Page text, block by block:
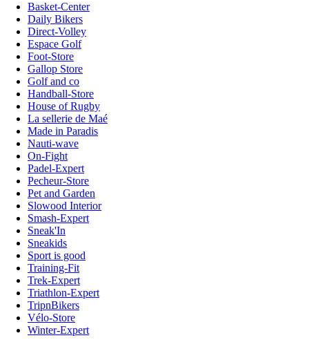
Basket-Center
Daily Bikers
Direct-Volley
Espace Golf
Foot-Store
Gallop Store
Golf and co
Handball-Store
House of Rugby
La sellerie de Maé
Made in Paradis
Nauti-wave
On-Fight
Padel-Expert
Pecheur-Store
Pet and Garden
Slowood Interior
Smash-Expert
Sneak'In
Sneakids
Sport is good
Training-Fit
Trek-Expert
Triathlon-Expert
TripnBikers
Vélo-Store
Winter-Expert